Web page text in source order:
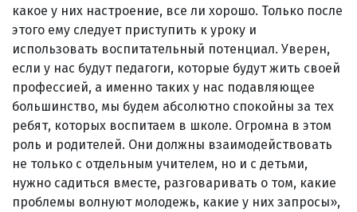
какое у них настроение, все ли хорошо. Только после
этого ему следует приступить к уроку и
использовать воспитательный потенциал. Уверен,
если у нас будут педагоги, которые будут жить своей
профессией, а именно таких у нас подавляющее
большинство, мы будем абсолютно спокойны за тех
ребят, которых воспитаем в школе. Огромна в этом
роль и родителей. Они должны взаимодействовать
не только с отдельным учителем, но и с детьми,
нужно садиться вместе, разговаривать о том, какие
проблемы волнуют молодежь, какие у них запросы»,